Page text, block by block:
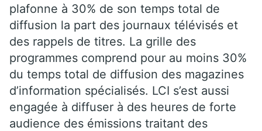
plafonne à 30% de son temps total de
diffusion la part des journaux télévisés et
des rappels de titres. La grille des
programmes comprend pour au moins 30%
du temps total de diffusion des magazines
d’information spécialisés. LCI s’est aussi
engagée à diffuser à des heures de forte
audience des émissions traitant des